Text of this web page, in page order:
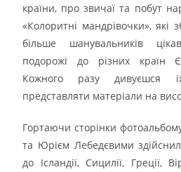
країни, про звичаї та побут
«Колоритні мандрівочки», які
більше шанувальників
подорожі до різних країн
Кожного разу дивуєшся
представляти матеріали на
Гортаючи сторінки
та Юрієм Лебедєвими
до Ісландії, Сицилії, Греції,